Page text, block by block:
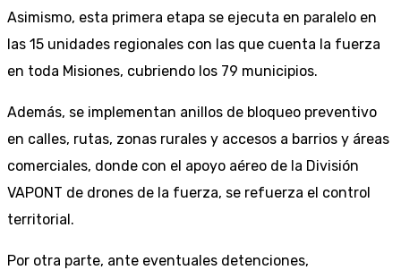
Asimismo, esta primera etapa se ejecuta en paralelo en
las 15 unidades regionales con las que cuenta la fuerza
en toda Misiones, cubriendo los 79 municipios.
Además, se implementan anillos de bloqueo preventivo
en calles, rutas, zonas rurales y accesos a barrios y áreas
comerciales, donde con el apoyo aéreo de la División
VAPONT de drones de la fuerza, se refuerza el control
territorial.
Por otra parte, ante eventuales detenciones,